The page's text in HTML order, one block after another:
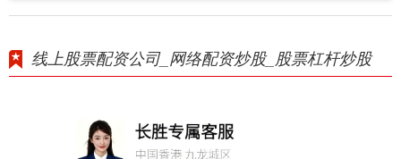
线上股票配资公司_网络配资炒股_股票杠杆炒股